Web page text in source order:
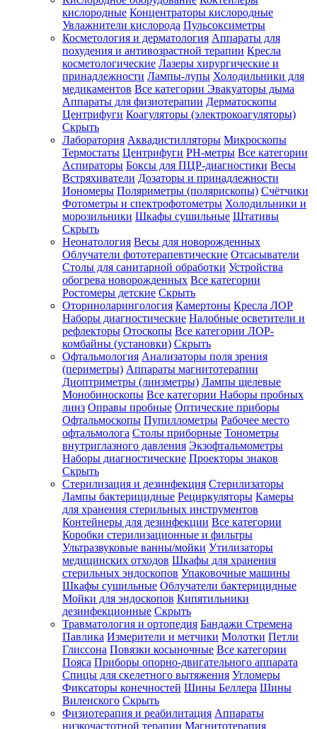
Зарегистрироваться
Зачем
регистрироваться?
Все
покупки
одном
месте
Личный
менеджер
Отслеживание
статуса
заказа
кислородные Концентраторы кислородные
Увлажнители кислорода Пульсоксиметры
Косметология и дерматология Аппараты для
похудения и антивозрастной терапии Кресла
косметологические Лазеры хирургические и
принадлежности Лампы-лупы Холодильники для
медикаментов Все категории Эвакуаторы дыма
Аппараты для физиотерапии Дерматоскопы
Центрифуги Коагуляторы (электрокоагуляторы)
Скрыть
Лаборатория Аквадистилляторы Микроскопы
Термостаты Центрифуги PH-метры Все категории
Аспираторы Боксы для ПЦР-диагностики Весы
Встряхиватели Дозаторы и принадлежности
Иономеры Поляриметры (полярископы) Счётчики
Фотометры и спектрофотометры Холодильники и
морозильники Шкафы сушильные Штативы
Скрыть
Неонатология Весы для новорожденных
Облучатели фототерапевтические Отсасыватели
Столы для санитарной обработки Устройства
обогрева новорожденных Все категории
Ростомеры детские Скрыть
Оториноларингология Камертоны Кресла ЛОР
Наборы диагностические Налобные осветители и
рефлекторы Отоскопы Все категории ЛОР-
комбайны (установки) Скрыть
Офтальмология Анализаторы поля зрения
(периметры) Аппараты магнитотерапии
Диоптриметры (линзметры) Лампы щелевые
Монобиноскопы Все категории Наборы пробных
линз Оправы пробные Оптические приборы
Офтальмоскопы Пупиллометры Рабочее место
офтальмолога Столы приборные Тонометры
внутриглазного давления Экзофтальмометры
Наборы диагностические Проекторы знаков
Скрыть
Стерилизация и дезинфекция Стерилизаторы
Лампы бактерицидные Рециркуляторы Камеры
для хранения стерильных инструментов
Контейнеры для дезинфекции Все категории
Коробки стерилизационные и фильтры
Ультразвуковые ванны/мойки Утилизаторы
медицинских отходов Шкафы для хранения
стерильных эндоскопов Упаковочные машины
Шкафы сушильные Облучатели бактерицидные
Мойки для эндоскопов Кипятильники
дезинфекционные Скрыть
Травматология и ортопедия Бандажи Стремена
Павлика Измерители и метчики Молотки Петли
Глиссона Повязки косыночные Все категории
Пояса Приборы опорно-двигательного аппарата
Спицы для скелетного вытяжения Угломеры
Фиксаторы конечностей Шины Беллера Шины
Виленского Скрыть
Физиотерапия и реабилитация Аппараты
низкочастотной терапии Магнитотерапия